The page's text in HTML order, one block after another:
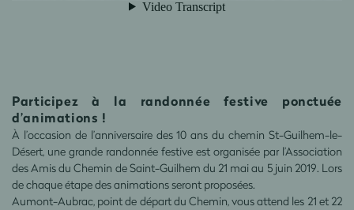
Participez à la randonnée festive ponctuée
d’animations !
À l’occasion de l’anniversaire des 10 ans du chemin St-Guilhem-le-
Désert, une grande randonnée festive est organisée par l’Association
des Amis du Chemin de Saint-Guilhem du 21 mai au 5 juin 2019. Lors
de chaque étape des animations seront proposées.
Aumont-Aubrac, point de départ du Chemin, vous attend les 21 et 22